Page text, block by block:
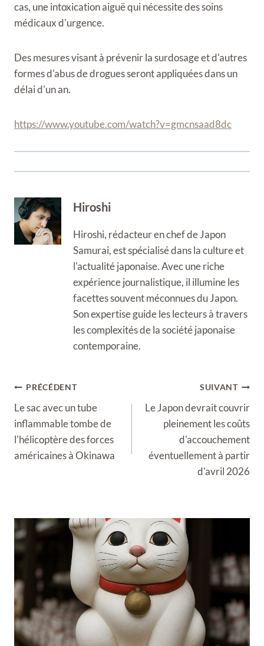
cas, une intoxication aiguë qui nécessite des soins
médicaux d'urgence.
Des mesures visant à prévenir la surdosage et d'autres
formes d'abus de drogues seront appliquées dans un
délai d'un an.
https://www.youtube.com/watch?v=gmcnsaad8dc
Hiroshi
Hiroshi, rédacteur en chef de Japon
Samurai, est spécialisé dans la culture et
l'actualité japonaise. Avec une riche
expérience journalistique, il illumine les
facettes souvent méconnues du Japon.
Son expertise guide les lecteurs à travers
les complexités de la société japonaise
contemporaine.
Navigation
de
l’article
PRÉCÉDENT
Le sac avec un tube
inflammable tombe de
l'hélicoptère des forces
américaines à Okinawa
SUIVANT
Le Japon devrait couvrir
pleinement les coûts
d'accouchement
éventuellement à partir
d'avril 2026